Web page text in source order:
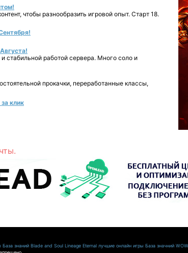
чтобы разнообразить игровой опыт. Старт 18.
стабильной работой сервера. Много соло и
прокачки, переработанные классы,
клик
База знаний Blade and Soul Lineage Eternal лучшие онлайн игры База значний WOW